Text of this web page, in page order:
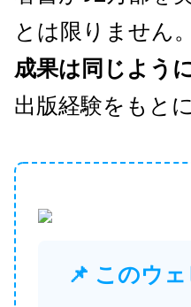
とは限りません。
成果は同じよう
出版経験をもと
📌 このウ